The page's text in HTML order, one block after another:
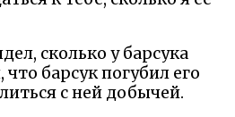
сколько у барсука
барсук погубил его
с ней добычей.